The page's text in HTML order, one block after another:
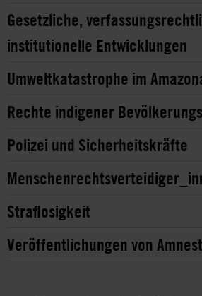
Gesetzliche,
institutionelle Entwicklungen
Umweltkatastrophe im
Rechte indigener
Polizei und Sicherheitskräfte
Straflosigkeit
Veröffentlichungen von